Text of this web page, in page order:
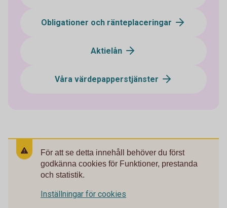
Obligationer och ränteplaceringar
Aktielån
Våra värdepapperstjänster
För att se detta innehåll behöver du först
godkänna cookies för Funktioner, prestanda
och statistik.
Inställningar för cookies